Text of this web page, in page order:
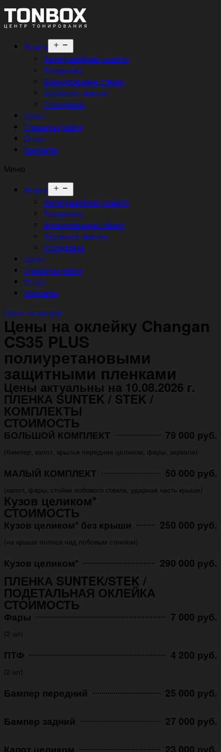
Услуги
меню
Антигравийная защита
Тонировка
Бронирование стёкол
Удаление вмятин
Полировка
Цены
Примеры работ
О нас
Контакты
Меню
Услуги
меню
Антигравийная защита
Тонировка
Бронирование стёкол
Удаление вмятин
Полировка
Цены
Примеры работ
О нас
Контакты
Цены на услуги
Цены на оклейку Changan
CS35 PLUS
полиуретановыми
защитными пленками
Цены актуальны на 10.08.2026 г.
ПЛЕНКА SUNTEK / STEK /
КОМПЛЕКТЫ
СТОИМОСТЬ
БОЛЬШОЙ КОМПЛЕКТ 79 000 руб.
(бампер, капот, крылья передние целиком, фары, зеркала)
МАЛЫЙ КОМПЛЕКТ 50 000 руб.
(капот, фары, стойки лобового стекла, ударная часть крыши)
Кузов целиком*
СТОИМОСТЬ
Кузов целиком* без крыши 250 000 руб.
(на крыше полоса над лобовым стеклом)
Кузов целиком* 290 000 руб.
ПЛЕНКА SUNTEK/STEK /
ПОДЕТАЛЬНАЯ ОКЛЕЙКА
СТОИМОСТЬ
Фары 7 000 руб.
(2 шт)
ПТФ 4 200 руб.
(2 шт)
Бампер передний 25 000 руб.
Бампер задний 27 000 руб.
Капот целиком 23 000 руб.